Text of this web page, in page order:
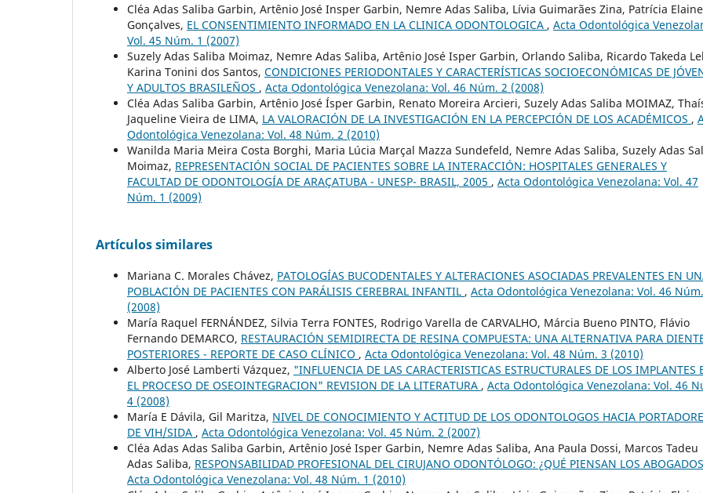
Cléa Adas Saliba Garbin, Artênio José Insper Garbin, Nemre Adas Saliba, Lívia Guimarães Zina, Patrícia Elaine
Gonçalves, EL CONSENTIMIENTO INFORMADO EN LA CLINICA ODONTOLOGICA , Acta Odontológica
Vol. 45 Núm. 1 (2007)
Suzely Adas Saliba Moimaz, Nemre Adas Saliba, Artênio José Isper Garbin, Orlando Saliba, Ricardo Takeda
Karina Tonini dos Santos, CONDICIONES PERIODONTALES Y CARACTERÍSTICAS SOCIOECONÓMICAS DE
Y ADULTOS BRASILEÑOS , Acta Odontológica Venezolana: Vol. 46 Núm. 2 (2008)
Cléa Adas Saliba Garbin, Artênio José Ísper Garbin, Renato Moreira Arcieri, Suzely Adas Saliba MOIMAZ,
Jaqueline Vieira de LIMA, LA VALORACIÓN DE LA INVESTIGACIÓN EN LA PERCEPCIÓN DE LOS ACADÉMICOS ,
Odontológica Venezolana: Vol. 48 Núm. 2 (2010)
Wanilda Maria Meira Costa Borghi, Maria Lúcia Marçal Mazza Sundefeld, Nemre Adas Saliba, Suzely Adas
Moimaz, REPRESENTACIÓN SOCIAL DE PACIENTES SOBRE LA INTERACCIÓN: HOSPITALES GENERALES Y
FACULTAD DE ODONTOLOGÍA DE ARAÇATUBA - UNESP- BRASIL, 2005 , Acta Odontológica Venezolana: Vol. 47
Núm. 1 (2009)
Artículos similares
Mariana C. Morales Chávez, PATOLOGÍAS BUCODENTALES Y ALTERACIONES ASOCIADAS PREVALENTES EN
POBLACIÓN DE PACIENTES CON PARÁLISIS CEREBRAL INFANTIL , Acta Odontológica Venezolana: Vol. 46
(2008)
María Raquel FERNÁNDEZ, Silvia Terra FONTES, Rodrigo Varella de CARVALHO, Márcia Bueno PINTO, Flávio
Fernando DEMARCO, RESTAURACIÓN SEMIDIRECTA DE RESINA COMPUESTA: UNA ALTERNATIVA PARA
POSTERIORES - REPORTE DE CASO CLÍNICO , Acta Odontológica Venezolana: Vol. 48 Núm. 3 (2010)
Alberto José Lamberti Vázquez, "INFLUENCIA DE LAS CARACTERISTICAS ESTRUCTURALES DE LOS IMPLANTES
EL PROCESO DE OSEOINTEGRACION" REVISION DE LA LITERATURA , Acta Odontológica Venezolana: Vol. 46
4 (2008)
María E Dávila, Gil Maritza, NIVEL DE CONOCIMIENTO Y ACTITUD DE LOS ODONTOLOGOS HACIA
DE VIH/SIDA , Acta Odontológica Venezolana: Vol. 45 Núm. 2 (2007)
Cléa Adas Adas Saliba Garbin, Artênio José Isper Garbin, Nemre Adas Saliba, Ana Paula Dossi, Marcos Tadeu
Adas Saliba, RESPONSABILIDAD PROFESIONAL DEL CIRUJANO ODONTÓLOGO: ¿QUÉ PIENSAN LOS
Acta Odontológica Venezolana: Vol. 48 Núm. 1 (2010)